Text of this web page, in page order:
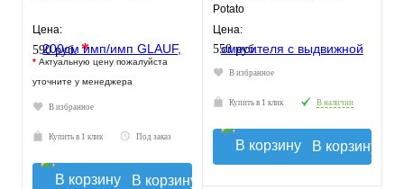
Цена:
590 руб. *
* Актуальную цену пожалуйста
уточните у менеджера
В избранное
Купить в 1 клик Под заказ
В корзину
Potato
Цена:
550 руб.
В избранное
Купить в 1 клик В наличии
В корзину